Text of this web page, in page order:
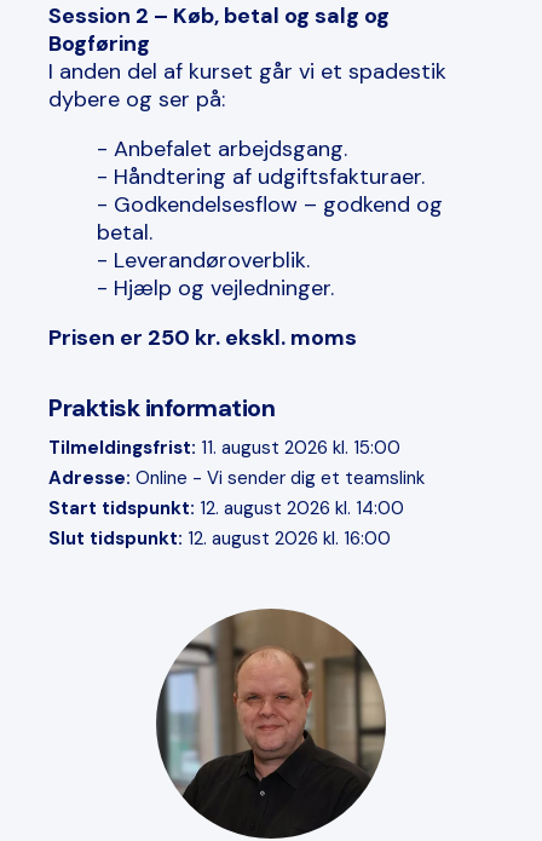
Session 2 – Køb, betal og salg og
Bogføring
I anden del af kurset går vi et spadestik
dybere og ser på:
- Anbefalet arbejdsgang.
- Håndtering af udgiftsfakturaer.
- Godkendelsesflow – godkend og
betal.
- Leverandøroverblik.
- Hjælp og vejledninger.
Prisen er 250 kr. ekskl. moms
Praktisk information
Tilmeldingsfrist: 11. august 2026 kl. 15:00
Adresse: Online - Vi sender dig et teamslink
Start tidspunkt: 12. august 2026 kl. 14:00
Slut tidspunkt: 12. august 2026 kl. 16:00